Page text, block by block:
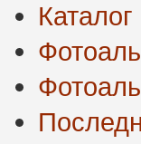
Каталог